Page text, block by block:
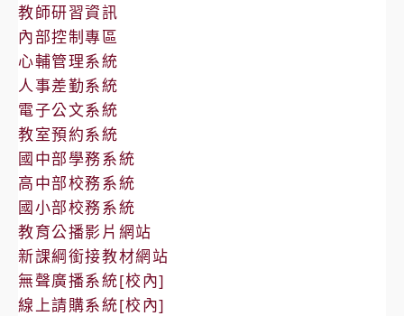
教師研習資訊
內部控制專區
心輔管理系統
人事差勤系統
電子公文系統
教室預約系統
國中部學務系統
高中部校務系統
國小部校務系統
教育公播影片網站
新課綱銜接教材網站
無聲廣播系統[校內]
線上請購系統[校內]